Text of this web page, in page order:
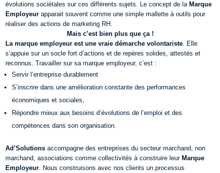
évolutions sociétales sur ces différents sujets. Le concept de la Marque
Employeur apparait souvent comme une simple mallette à outils pour
réaliser des actions de marketing RH.
Mais c’est bien plus que ça !
La marque employeur est une vraie démarche volontariste. Elle
s’appuie sur un socle fort d’actions et de repères solides, attestés et
reconnus. Travailler sur sa marque employeur, c’est :
Servir l’entreprise durablement
S’inscrire dans une amélioration constante des performances
économiques et sociales,
Répondre mieux aux besoins d’évolutions de l’emploi et des
compétences dans son organisation.
Ad’Solutions accompagne des entreprises du secteur marchand, non
marchand, associations comme collectivités à construire leur Marque
Employeur. Nous construisons avec nos clients un processus